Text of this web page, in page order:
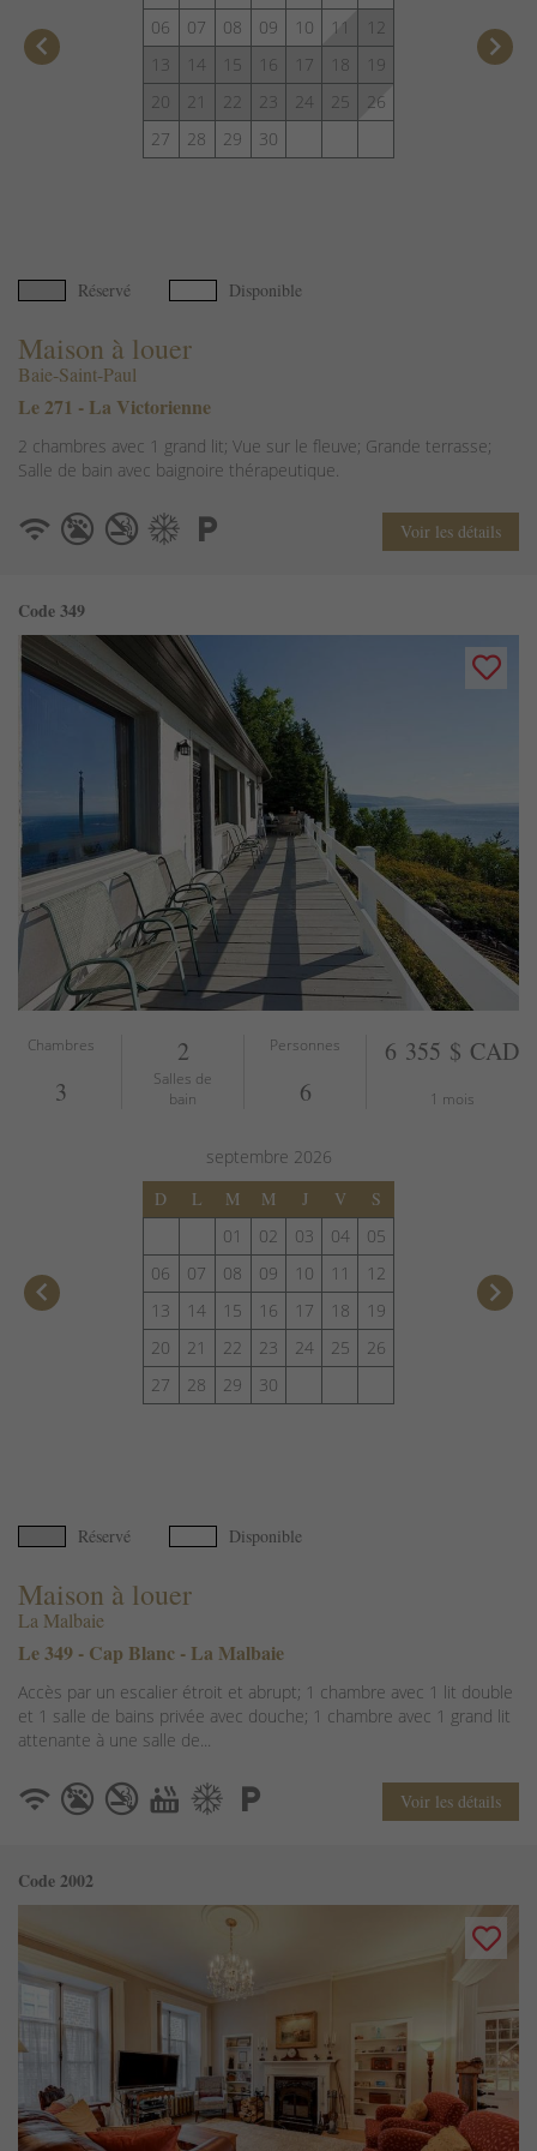
keyboard_arrow_left
06
07 08 09 10 11
12
13
14 15 16 17 18
19
20
21 22 23 24 25
26
27
28 29 30
keyboard_arrow_right
Réservé Disponible
Maison à louer
Baie-Saint-Paul
Le 271 - La Victorienne
2 chambres avec 1 grand lit; Vue sur le fleuve; Grande terrasse;
Salle de bain avec baignoire thérapeutique.
Voir les détails
Code 349
Chambres
3
2
Salles de
bain
Personnes
6
6 355 $ CAD
1 mois
keyboard_arrow_left
septembre 2026
D
L M M J V
S
01
02 03 04
05
06
07 08 09 10 11
12
13
14 15 16 17 18
19
20
21 22 23 24 25
26
27
28 29 30
keyboard_arrow_right
Réservé Disponible
Maison à louer
La Malbaie
Le 349 - Cap Blanc - La Malbaie
Accès par un escalier étroit et abrupt; 1 chambre avec 1 lit double
et 1 salle de bains privée avec douche; 1 chambre avec 1 grand lit
attenante à une salle de...
Voir les détails
Code 2002